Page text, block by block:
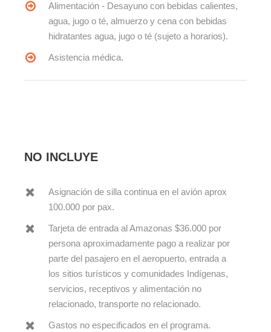
Alimentación - Desayuno con bebidas calientes,
agua, jugo o té, almuerzo y cena con bebidas
hidratantes agua, jugo o té (sujeto a horarios).
Asistencia médica.
NO INCLUYE
Asignación de silla continua en el avión aprox
100.000 por pax.
Tarjeta de entrada al Amazonas $36.000 por
persona aproximadamente pago a realizar por
parte del pasajero en el aeropuerto, entrada a
los sitios turísticos y comunidades Indígenas,
servicios, receptivos y alimentación no
relacionado, transporte no relacionado.
Gastos no especificados en el programa.